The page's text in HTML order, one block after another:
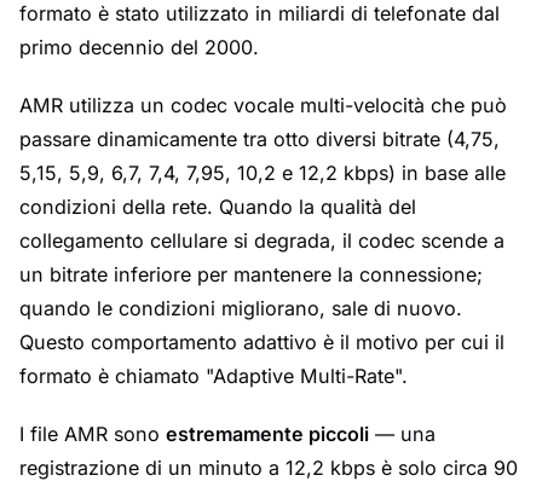
formato è stato utilizzato in miliardi di telefonate dal
primo decennio del 2000.
AMR utilizza un codec vocale multi-velocità che può
passare dinamicamente tra otto diversi bitrate (4,75,
5,15, 5,9, 6,7, 7,4, 7,95, 10,2 e 12,2 kbps) in base alle
condizioni della rete. Quando la qualità del
collegamento cellulare si degrada, il codec scende a
un bitrate inferiore per mantenere la connessione;
quando le condizioni migliorano, sale di nuovo.
Questo comportamento adattivo è il motivo per cui il
formato è chiamato "Adaptive Multi-Rate".
I file AMR sono estremamente piccoli — una
registrazione di un minuto a 12,2 kbps è solo circa 90